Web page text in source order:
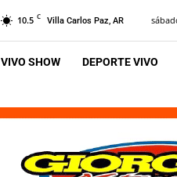
10.5 C Villa Carlos Paz, AR
VIVO SHOW DEPORTE VIVO